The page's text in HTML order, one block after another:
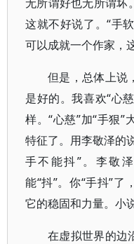
这就不好说了。“手
可以成就一个作家，
但是，总体上说
是好的。我喜欢“心
样。“心慈”加“手狠
特征了。用李敬泽的
手不能抖”。李敬
能“抖”。你“手抖”
它的稳固和力量。小
在虚拟世界的边